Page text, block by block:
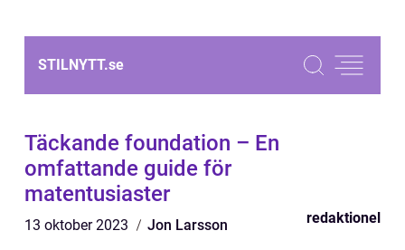
STILNYTT.se
Täckande foundation – En
omfattande guide för
matentusiaster
13 oktober 2023 Jon Larsson redaktionel